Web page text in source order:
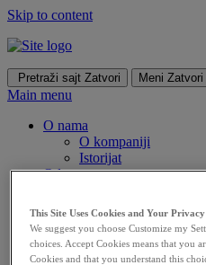
Skip to content
Pretraži sajt Zatvori Meni Zatvori
Main menu
O nama
O kompaniji
Istorijat
Odgovornost​
Kodeks
Izveštavanje
Izveštavanje o
i objavljivanje
This Site Uses Cookies and Your
We suggest you choose Customize my
choices. Accept Cookies means that you
Cookies and that you understand this